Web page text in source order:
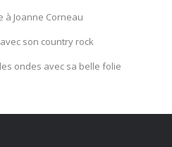
à Joanne Corneau
son country rock
ondes avec sa belle folie